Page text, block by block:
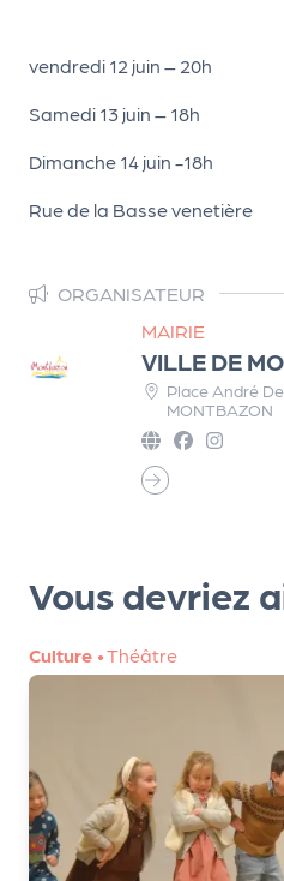
vendredi 12 juin – 20h
Samedi 13 juin – 18h
Dimanche 14 juin -18h
Rue de la Basse venetière
ORGANISATEUR
MAIRIE
VILLE DE
Place André
MONTBAZON
Vous devriez
Culture •Théâtre
se
ce
s
L
k
d
a
n
i
a
t
e